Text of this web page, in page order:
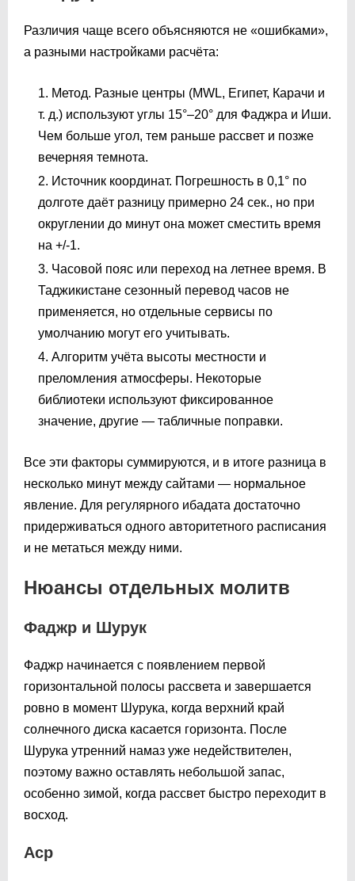
Различия чаще всего объясняются не «ошибками»,
а разными настройками расчёта:
Метод. Разные центры (MWL, Египет, Карачи и
т. д.) используют углы 15°–20° для Фаджра и Иши.
Чем больше угол, тем раньше рассвет и позже
вечерняя темнота.
Источник координат. Погрешность в 0,1° по
долготе даёт разницу примерно 24 сек., но при
округлении до минут она может сместить время
на +/-1.
Часовой пояс или переход на летнее время. В
Таджикистане сезонный перевод часов не
применяется, но отдельные сервисы по
умолчанию могут его учитывать.
Алгоритм учёта высоты местности и
преломления атмосферы. Некоторые
библиотеки используют фиксированное
значение, другие — табличные поправки.
Все эти факторы суммируются, и в итоге разница в
несколько минут между сайтами — нормальное
явление. Для регулярного ибадата достаточно
придерживаться одного авторитетного расписания
и не метаться между ними.
Нюансы отдельных молитв
Фаджр и Шурук
Фаджр начинается с появлением первой
горизонтальной полосы рассвета и завершается
ровно в момент Шурука, когда верхний край
солнечного диска касается горизонта. После
Шурука утренний намаз уже недействителен,
поэтому важно оставлять небольшой запас,
особенно зимой, когда рассвет быстро переходит в
восход.
Аср